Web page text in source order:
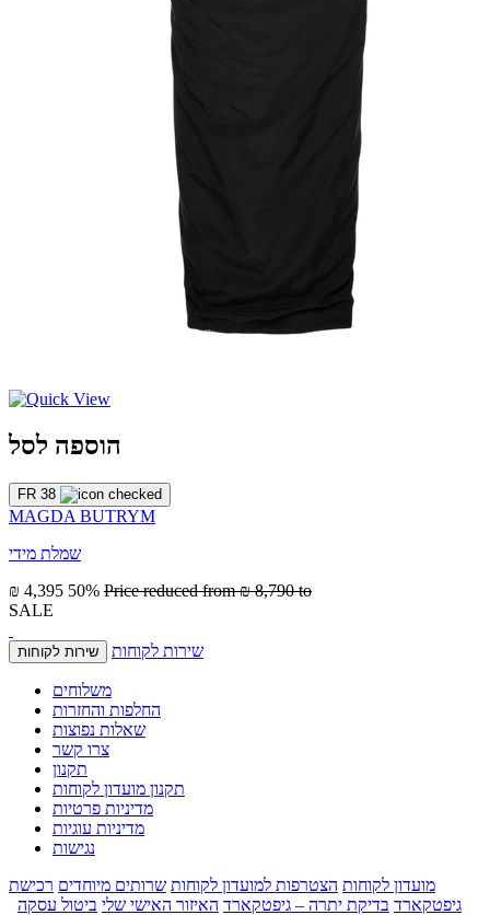
הוספה לסל
FR 38
MAGDA BUTRYM
שמלת מידי
₪ 4,395 50% Price reduced from₪ 8,790 to
SALE
שירות לקוחות שירות לקוחות
משלוחים
החלפות והחזרות
שאלות נפוצות
צרו קשר
תקנון
תקנון מועדון לקוחות
מדיניות פרטיות
מדיניות עוגיות
נגישות
מועדון לקוחות הצטרפות למועדון לקוחות שרותים מיוחדים רכישת
גיפטקארד בדיקת יתרה – גיפטקארד האיזור האישי שלי ביטול עסקה